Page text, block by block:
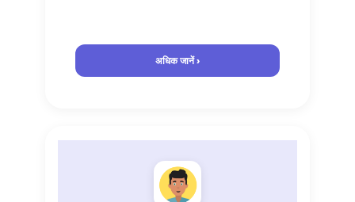
अधिक जानें ›